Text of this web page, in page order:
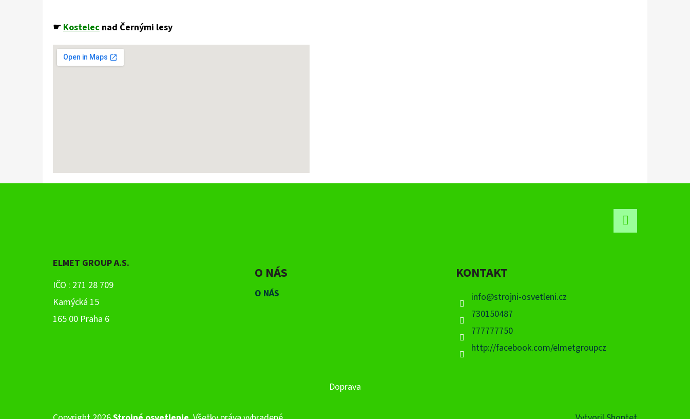
☛ Kostelec nad Černými lesy
ELMET GROUP A.S.
IČO : 271 28 709
Kamýcká 15
165 00 Praha 6
O NÁS
O NÁS
KONTAKT
info@strojni-osvetleni.cz
730150487
777777750
http://facebook.com/elmetgroupcz
Doprava